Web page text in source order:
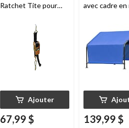
Ratchet Tite pour
garages, paq. 4
Ajouter
67,99 $
avec cadre en
139,99 $